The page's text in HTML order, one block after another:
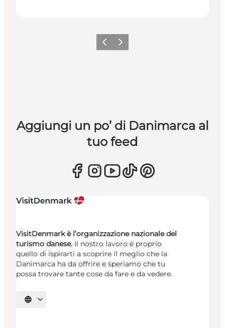
Precedente
Avanti
Aggiungi un po’ di Danimarca al
tuo feed
VisitDenmark è l’organizzazione nazionale del
turismo danese. Il nostro lavoro è proprio
quello di ispirarti a scoprire il meglio che la
Danimarca ha da offrire e speriamo che tu
possa trovare tante cose da fare e da vedere.
Seleziona la lingua